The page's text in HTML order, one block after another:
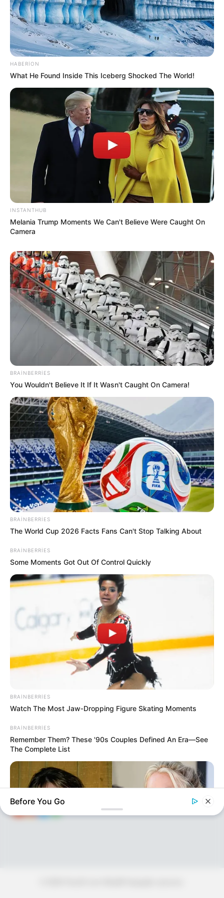
11:00 / 04 Avqust 2026 İQTİSADİYYAT
Azərbaycanda sığorta olunanların uçotu ilə
YENİ QAYDA
0
10:58 / 04 Avqust 2026 CƏMİYYƏT
Pensiyalarla bağlıRƏSMİ AÇIQLAMA
0 0
19:02 / 03 Avqust 2026 CƏMİYYƏT
Agentlik sədri buxanıma vəzifə verdi
171 0
1 2 3 4 5 6 ... 34 35
KEÇİDLƏR
Ana səhifə
HAQQIMIZDA
ƏLAQƏ
REKLAM
ƏLAQƏ
E-mail: oxucomsayti @gmail.com
HABERION
What He Found Inside This Iceberg Shocked The World!
INSTANTHUB
Melania Trump Moments We Can't Believe Were Caught On
Camera
BRAINBERRIES
You Wouldn't Believe It If It Wasn't Caught On Camera!
BRAINBERRIES
The World Cup 2026 Facts Fans Can't Stop Talking About
BRAINBERRIES
Some Moments Got Out Of Control Quickly
BRAINBERRIES
Watch The Most Jaw‑Dropping Figure Skating Moments
BRAINBERRIES
Remember Them? These '90s Couples Defined An Era—See
The Complete List
Before You Go